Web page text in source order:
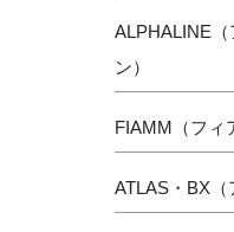
ALPHALINE（
ン）
FIAMM（フィ
ATLAS・BX（